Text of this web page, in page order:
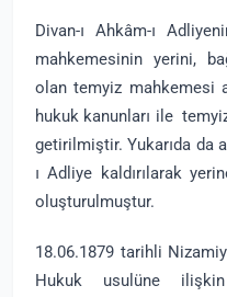
Divan-ı Ahkâm-ı
mahkemesinin yerini,
olan temyiz mahkemesi
hukuk kanunları ile
getirilmiştir. Yukarıda da
ı Adliye kaldırılarak
oluşturulmuştur.
18.06.1879 tarihli
Hukuk usulüne